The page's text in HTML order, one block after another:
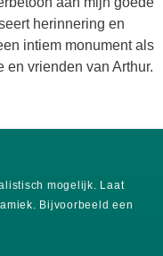
herinnering en
intiem monument als
en vrienden van Arthur.
mogelijk. Laat
Bijvoorbeeld een